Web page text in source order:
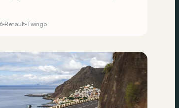
Renault Twingo